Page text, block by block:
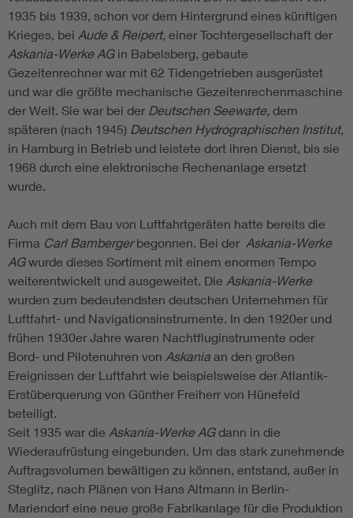
1935 bis 1939, schon vor dem Hintergrund eines künftigen
Krieges, bei Aude & Reipert, einer Tochtergesellschaft der
Askania-Werke AGin Babelsberg, gebaute
Gezeitenrechner war mit 62 Tidengetrieben ausgerüstet
und war die größte mechanische Gezeitenrechenmaschine
der Welt. Sie war bei der Deutschen Seewarte, dem
späteren (nach 1945) Deutschen Hydrographischen Institut,
in Hamburg in Betrieb und leistete dort ihren Dienst, bis sie
1968 durch eine elektronische Rechenanlage ersetzt
wurde.
Auch mit dem Bau von Luftfahrtgeräten hatte bereits die
Firma Carl Bambergerbegonnen. Bei der Askania-Werke
AGwurde dieses Sortiment mit einem enormen Tempo
weiterentwickelt und ausgeweitet. Die Askania-Werke
wurden zum bedeutendsten deutschen Unternehmen für
Luftfahrt- und Navigationsinstrumente. In den 1920er und
frühen 1930er Jahre waren Nachtfluginstrumente oder
Bord- und Pilotenuhren von Askania an den großen
Ereignissen der Luftfahrt wie beispielsweise der Atlantik-
Erstüberquerung von Günther Freiherr von Hünefeld
beteiligt.
Seit 1935 war die Askania-Werke AGdann in die
Wiederaufrüstung eingebunden. Um das stark zunehmende
Auftragsvolumen bewältigen zu können, entstand, außer in
Steglitz, nach Plänen von Hans Altmann in Berlin-
Mariendorf eine neue große Fabrikanlage für die Produktion